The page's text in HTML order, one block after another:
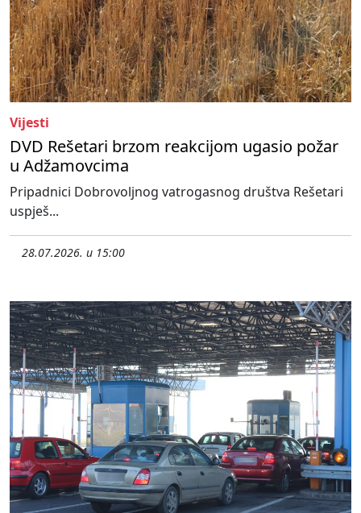
Vijesti
DVD Rešetari brzom reakcijom ugasio požar
u Adžamovcima
Pripadnici Dobrovoljnog vatrogasnog društva Rešetari
uspješ...
28.07.2026. u 15:00